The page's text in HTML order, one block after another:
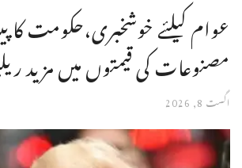
عوام کیلئے خوشخبری،حکومت کا
مصنوعات کی قیمتوں میں مزید
اگست 8, 2026